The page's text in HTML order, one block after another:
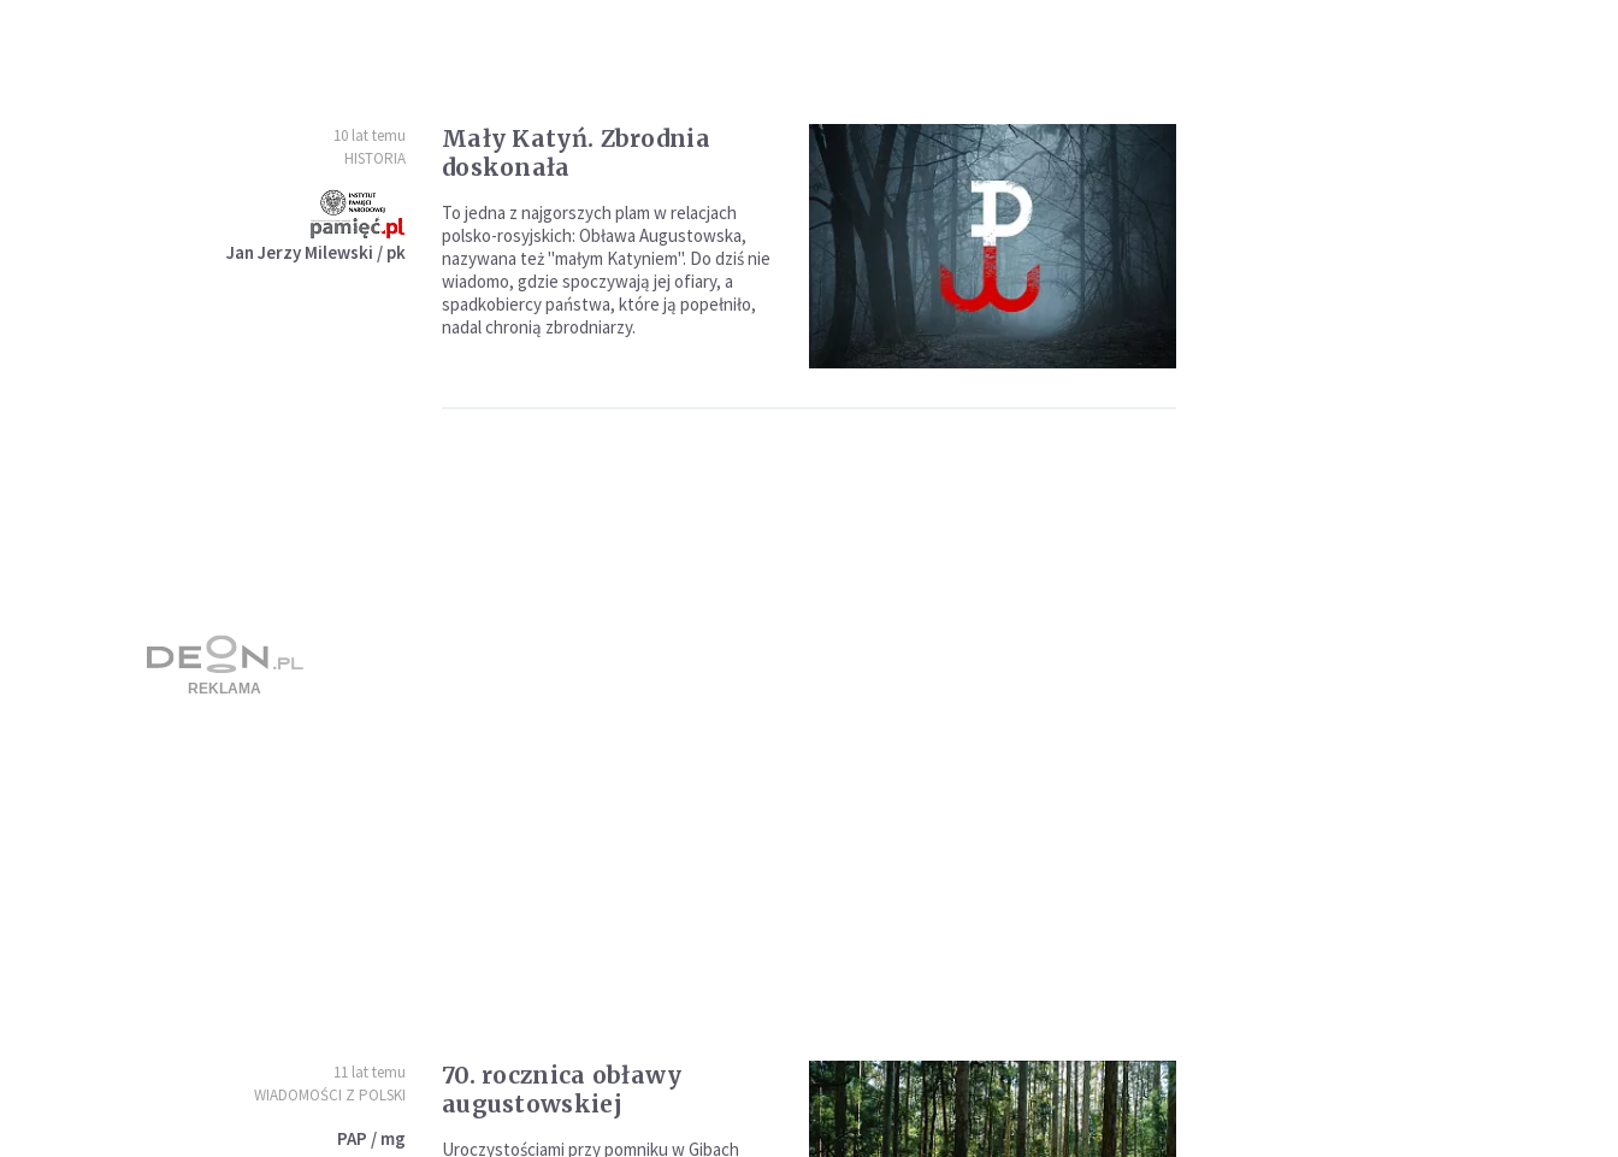
10 lat temu
HISTORIA
Jan Jerzy Milewski / pk
Mały Katyń. Zbrodnia
doskonała
To jedna z najgorszych plam w relacjach
polsko-rosyjskich: Obława Augustowska,
nazywana też "małym Katyniem". Do dziś nie
wiadomo, gdzie spoczywają jej ofiary, a
spadkobiercy państwa, które ją popełniło,
nadal chronią zbrodniarzy.
11 lat temu
WIADOMOŚCI Z POLSKI
PAP / mg
70. rocznica obławy
augustowskiej
Uroczystościami przy pomniku w Gibach